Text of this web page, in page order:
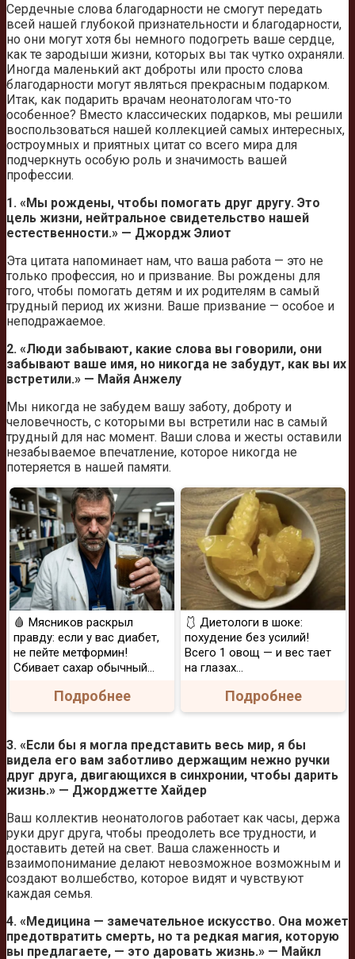
Сердечные слова благодарности не смогут передать
всей нашей глубокой признательности и благодарности,
но они могут хотя бы немного подогреть ваше сердце,
как те зародыши жизни, которых вы так чутко охраняли.
Иногда маленький акт доброты или просто слова
благодарности могут являться прекрасным подарком.
Итак, как подарить врачам неонатологам что-то
особенное? Вместо классических подарков, мы решили
воспользоваться нашей коллекцией самых интересных,
остроумных и приятных цитат со всего мира для
подчеркнуть особую роль и значимость вашей
профессии.
1. «Мы рождены, чтобы помогать друг другу. Это
цель жизни, нейтральное свидетельство нашей
естественности.» — Джордж Элиот
Эта цитата напоминает нам, что ваша работа — это не
только профессия, но и призвание. Вы рождены для
того, чтобы помогать детям и их родителям в самый
трудный период их жизни. Ваше призвание — особое и
неподражаемое.
2. «Люди забывают, какие слова вы говорили, они
забывают ваше имя, но никогда не забудут, как вы их
встретили.» — Майя Анжелу
Мы никогда не забудем вашу заботу, доброту и
человечность, с которыми вы встретили нас в самый
трудный для нас момент. Ваши слова и жесты оставили
незабываемое впечатление, которое никогда не
потеряется в нашей памяти.
🩸 Мясников раскрыл
правду: если у вас диабет,
не пейте метформин!
Сбивает сахар обычный...
Подробнее
🩱 Диетологи в шоке:
похудение без усилий!
Всего 1 овощ — и вес тает
на глазах…
Подробнее
3. «Если бы я могла представить весь мир, я бы
видела его вам заботливо держащим нежно ручки
друг друга, двигающихся в синхронии, чтобы дарить
жизнь.» — Джорджетте Хайдер
Ваш коллектив неонатологов работает как часы, держа
руки друг друга, чтобы преодолеть все трудности, и
доставить детей на свет. Ваша слаженность и
взаимопонимание делают невозможное возможным и
создают волшебство, которое видят и чувствуют
каждая семья.
4. «Медицина — замечательное искусство. Она может
предотвратить смерть, но та редкая магия, которую
вы предлагаете, — это даровать жизнь.» — Майкл